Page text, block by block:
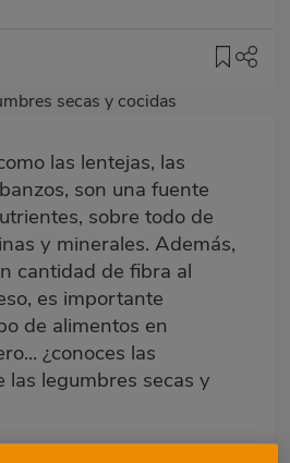
las lentejas, las
son una fuente
sobre todo de
y minerales. Además,
cantidad de fibra al
es importante
de alimentos en
¿conoces las
las legumbres secas y